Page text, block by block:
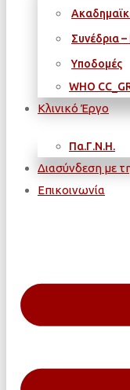
Συνέδρια –
Υποδομές
WΗΟ
Κλινικό Έργο
Πα.Γ.Ν.Η.
Διασύνδεση με
Επικοινωνία